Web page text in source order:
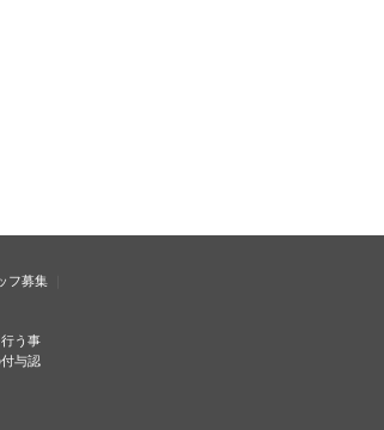
フ募集
う事
与認